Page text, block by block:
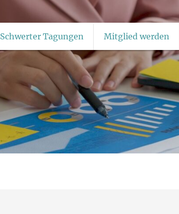
Schwerter Tagungen Mitglied werden